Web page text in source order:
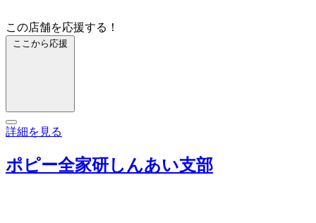
この店舗を応援する！
ここから応援
詳細を見る
ポピー全家研しんあい支部